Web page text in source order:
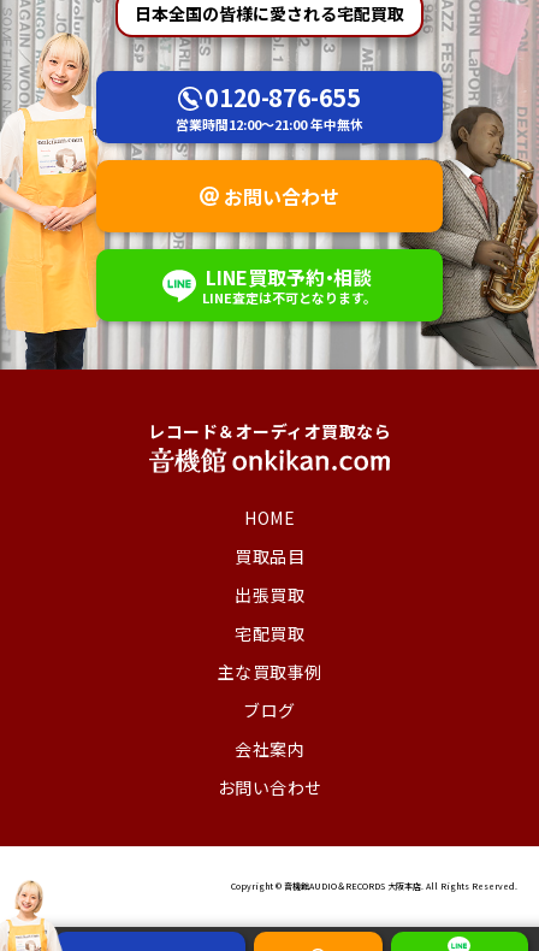
日本全国の皆様に愛される宅配買取
0120-876-655
営業時間12:00～21:00年中無休
お問い合わせ
LINE買取予約・相談
LINE査定は不可となります。
レコード＆オーディオ買取なら
HOME
買取品目
出張買取
宅配買取
主な買取事例
ブログ
会社案内
お問い合わせ
Copyright © 音機館AUDIO＆RECORDS 大阪本店. All Rights Reserved.